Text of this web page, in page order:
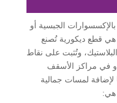
الجبسية أو
قطع ديكورية تُصنع
وتُثبت على نقاط
أو في مراكز الأسقف
لإضافة لمسات جمالية
هي: